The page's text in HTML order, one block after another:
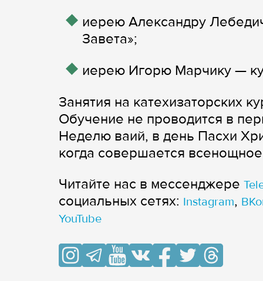
иерею Александру
Завета»;
иерею Игорю Марчику —
Занятия на катехизаторских
Обучение не проводится в
Неделю ваий, в день Пасхи
когда совершается
Читайте нас в мессенджере
cоциальных сетях: Instagram,
YouTube